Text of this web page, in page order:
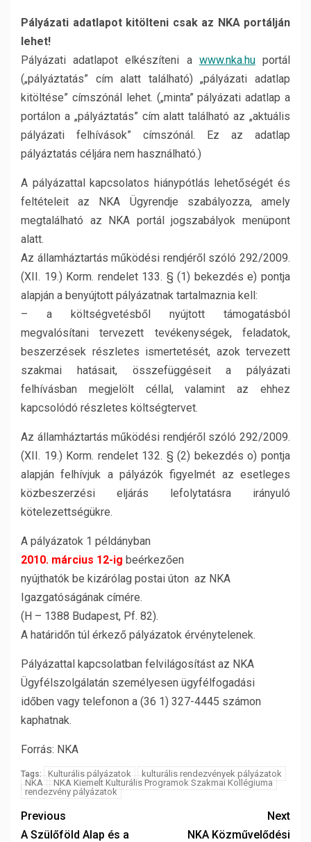
Pályázati adatlapot kitölteni csak az NKA portálján
lehet!
Pályázati adatlapot elkészíteni a www.nka.huportál
(„pályáztatás” cím alatt található) „pályázati adatlap
kitöltése” címszónál lehet. („minta” pályázati adatlap a
portálon a „pályáztatás” cím alatt található az „aktuális
pályázati felhívások” címszónál. Ez az adatlap
pályáztatás céljára nem használható.)
A pályázattal kapcsolatos hiánypótlás lehetőségét és
feltételeit az NKA Ügyrendje szabályozza, amely
megtalálható az NKA portál jogszabályok menüpont
alatt.
Az államháztartás működési rendjéről szóló 292/2009.
(XII. 19.) Korm. rendelet 133. § (1) bekezdés e) pontja
alapján a benyújtott pályázatnak tartalmaznia kell:
– a költségvetésből nyújtott támogatásból
megvalósítani tervezett tevékenységek, feladatok,
beszerzések részletes ismertetését, azok tervezett
szakmai hatásait, összefüggéseit a pályázati
felhívásban megjelölt céllal, valamint az ehhez
kapcsolódó részletes költségtervet.
Az államháztartás működési rendjéről szóló 292/2009.
(XII. 19.) Korm. rendelet 132. § (2) bekezdés o) pontja
alapján felhívjuk a pályázók figyelmét az esetleges
közbeszerzési eljárás lefolytatásra irányuló
kötelezettségükre.
A pályázatok 1 példányban
2010. március 12-ig beérkezően
nyújthatók be kizárólag postai úton az NKA
Igazgatóságának címére.
(H – 1388 Budapest, Pf. 82).
A határidőn túl érkező pályázatok érvénytelenek.
Pályázattal kapcsolatban felvilágosítást az NKA
Ügyfélszolgálatán személyesen ügyfélfogadási
időben vagy telefonon a (36 1) 327-4445 számon
kaphatnak.
Forrás: NKA
Tags: Kulturális pályázatok
kulturális rendezvények pályázatok
NKA
NKA Kiemelt Kulturális Programok Szakmai Kollégiuma
rendezvény pályázatok
Previous
A Szülőföld Alap és a
Next
NKA Közművelődési